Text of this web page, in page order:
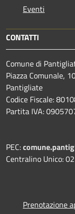
Eventi
CONTATTI
Comune di
Piazza Comunale,
Pantigliate
Codice Fiscale:
Partita IVA:
PEC:
Centralino Unico:
Prenotazione